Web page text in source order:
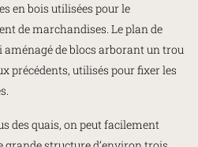
en bois utilisées pour le
de marchandises. Le plan de
de blocs arborant un trou
précédents, utilisés pour fixer les
des quais, on peut facilement